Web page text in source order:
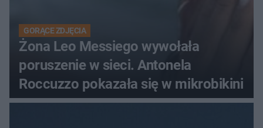
GORĄCE ZDJĘCIA
Żona Leo Messiego wywołała
poruszenie w sieci. Antonela
Roccuzzo pokazała się w mikrobikini